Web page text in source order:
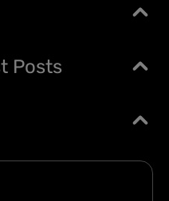
Posts